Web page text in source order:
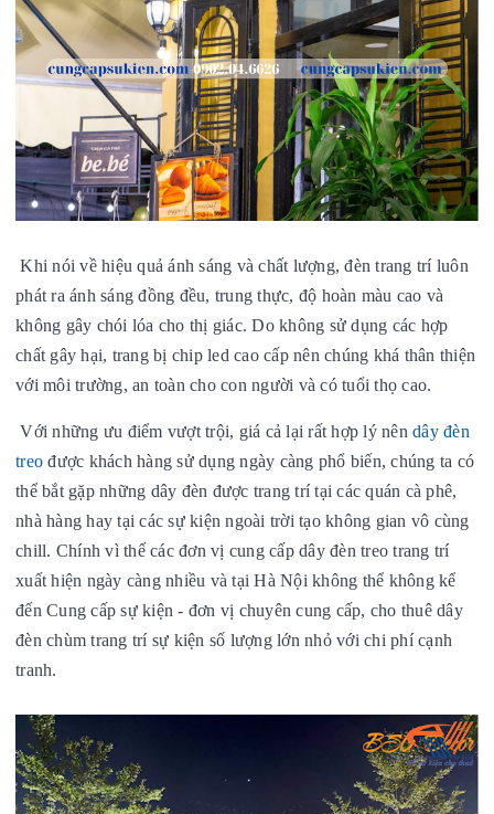
Khi nói về hiệu quả ánh sáng và chất lượng, đèn trang trí luôn
phát ra ánh sáng đồng đều, trung thực, độ hoàn màu cao và
không gây chói lóa cho thị giác. Do không sử dụng các hợp
chất gây hại, trang bị chip led cao cấp nên chúng khá thân thiện
với môi trường, an toàn cho con người và có tuổi thọ cao.
Với những ưu điểm vượt trội, giá cả lại rất hợp lý nên dây đèn
treo được khách hàng sử dụng ngày càng phổ biến, chúng ta có
thể bắt gặp những dây đèn được trang trí tại các quán cà phê,
nhà hàng hay tại các sự kiện ngoài trời tạo không gian vô cùng
chill. Chính vì thế các đơn vị cung cấp dây đèn treo trang trí
xuất hiện ngày càng nhiều và tại Hà Nội không thể không kể
đến Cung cấp sự kiện - đơn vị chuyên cung cấp, cho thuê dây
đèn chùm trang trí sự kiện số lượng lớn nhỏ với chi phí cạnh
tranh.